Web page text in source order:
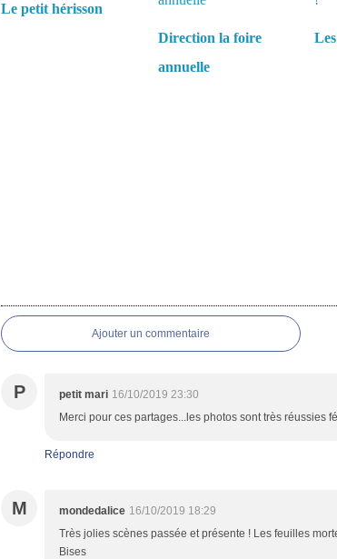
Le petit hérisson
Direction la foire
annuelle
Ajouter un commentaire
P petit mari 16/10/2019 23:30
Merci pour ces partages...les photos sont très réussies
Répondre
M mondedalice 16/10/2019 18:29
Très jolies scènes passée et présente ! Les feuilles
Bises